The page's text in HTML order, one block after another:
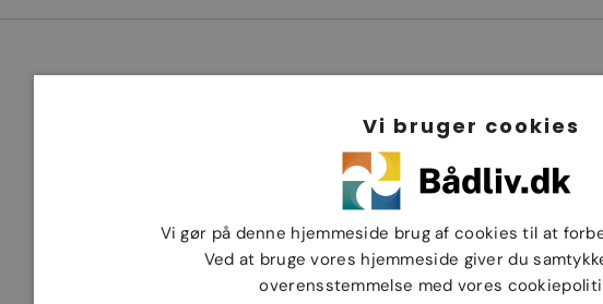
Vi bruger cookies
Vi gør på denne hjemmeside brug af cookies til at
Ved at bruge vores hjemmeside giver du
overensstemmelse med vores